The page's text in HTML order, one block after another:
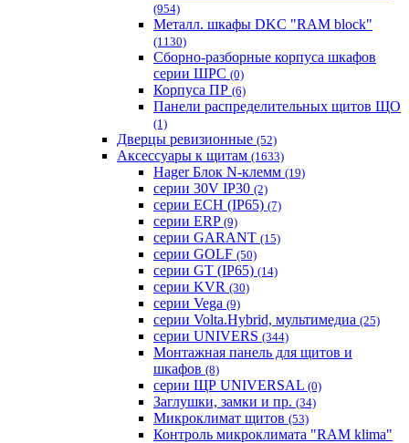
(954)
Металл. шкафы DKC "RAM block"
(1130)
Сборно-разборные корпуса шкафов
серии ШРС (0)
Корпуса ПР (6)
Панели распределительных щитов ЩО
(1)
Дверцы ревизионные (52)
Аксессуары к щитам (1633)
Hager Блок N-клемм (19)
серии 30V IP30 (2)
серии ECH (IP65) (7)
серии ERP (9)
серии GARANT (15)
серии GOLF (50)
серии GT (IP65) (14)
серии KVR (30)
серии Vega (9)
серии Volta.Hybrid, мультимедиа (25)
серии UNIVERS (344)
Монтажная панель для щитов и
шкафов (8)
серии ЩР UNIVERSAL (0)
Заглушки, замки и пр. (34)
Микроклимат щитов (53)
Контроль микроклимата "RAM klima"